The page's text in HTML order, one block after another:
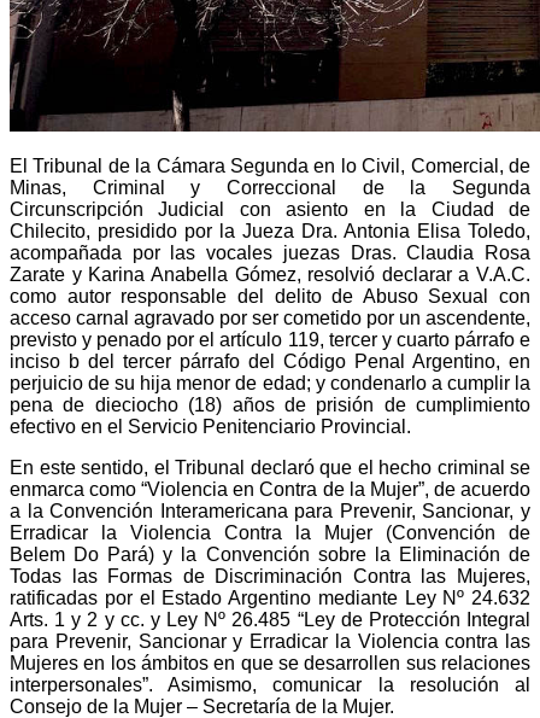
El Tribunal de la Cámara Segunda en lo Civil, Comercial, de
Minas, Criminal y Correccional de la Segunda
Circunscripción Judicial con asiento en la Ciudad de
Chilecito, presidido por la Jueza Dra. Antonia Elisa Toledo,
acompañada por las vocales juezas Dras. Claudia Rosa
Zarate y Karina Anabella Gómez, resolvió declarar a V.A.C.
como autor responsable del delito de Abuso Sexual con
acceso carnal agravado por ser cometido por un ascendente,
previsto y penado por el artículo 119, tercer y cuarto párrafo e
inciso b del tercer párrafo del Código Penal Argentino, en
perjuicio de su hija menor de edad; y condenarlo a cumplir la
pena de dieciocho (18) años de prisión de cumplimiento
efectivo en el Servicio Penitenciario Provincial.
En este sentido, el Tribunal declaró que el hecho criminal se
enmarca como “Violencia en Contra de la Mujer”, de acuerdo
a la Convención Interamericana para Prevenir, Sancionar, y
Erradicar la Violencia Contra la Mujer (Convención de
Belem Do Pará) y la Convención sobre la Eliminación de
Todas las Formas de Discriminación Contra las Mujeres,
ratificadas por el Estado Argentino mediante Ley Nº 24.632
Arts. 1 y 2 y cc. y Ley Nº 26.485 “Ley de Protección Integral
para Prevenir, Sancionar y Erradicar la Violencia contra las
Mujeres en los ámbitos en que se desarrollen sus relaciones
interpersonales”. Asimismo, comunicar la resolución al
Consejo de la Mujer – Secretaría de la Mujer.